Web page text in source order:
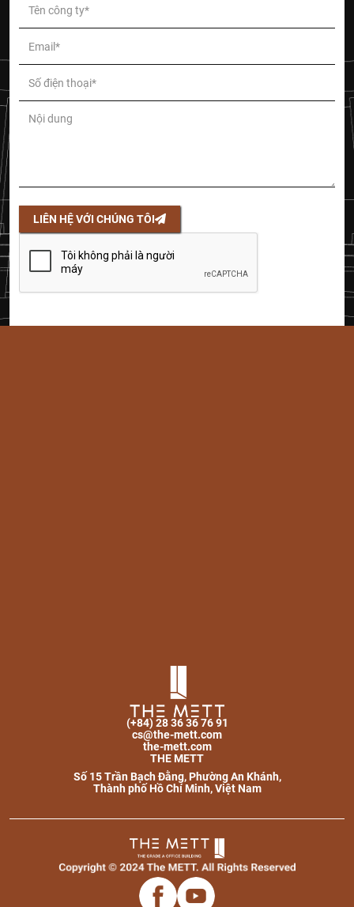
LIÊN HỆ VỚI CHÚNG TÔI
(+84) 28 36 36 76 91
cs@the-mett.com
the-mett.com
THE METT
Số 15 Trần Bạch Đằng, Phường An Khánh,
Thành phố Hồ Chí Minh, Việt Nam